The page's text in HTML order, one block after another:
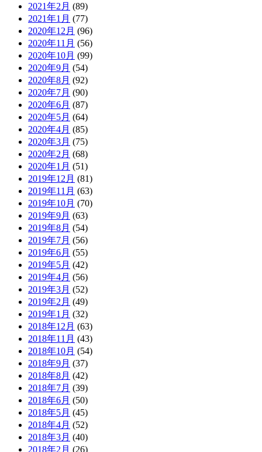
2021年2月 (89)
2021年1月 (77)
2020年12月 (96)
2020年11月 (56)
2020年10月 (99)
2020年9月 (54)
2020年8月 (92)
2020年7月 (90)
2020年6月 (87)
2020年5月 (64)
2020年4月 (85)
2020年3月 (75)
2020年2月 (68)
2020年1月 (51)
2019年12月 (81)
2019年11月 (63)
2019年10月 (70)
2019年9月 (63)
2019年8月 (54)
2019年7月 (56)
2019年6月 (55)
2019年5月 (42)
2019年4月 (56)
2019年3月 (52)
2019年2月 (49)
2019年1月 (32)
2018年12月 (63)
2018年11月 (43)
2018年10月 (54)
2018年9月 (37)
2018年8月 (42)
2018年7月 (39)
2018年6月 (50)
2018年5月 (45)
2018年4月 (52)
2018年3月 (40)
2018年2月 (26)